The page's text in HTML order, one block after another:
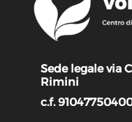
Sede legale via
Rimini
c.f.